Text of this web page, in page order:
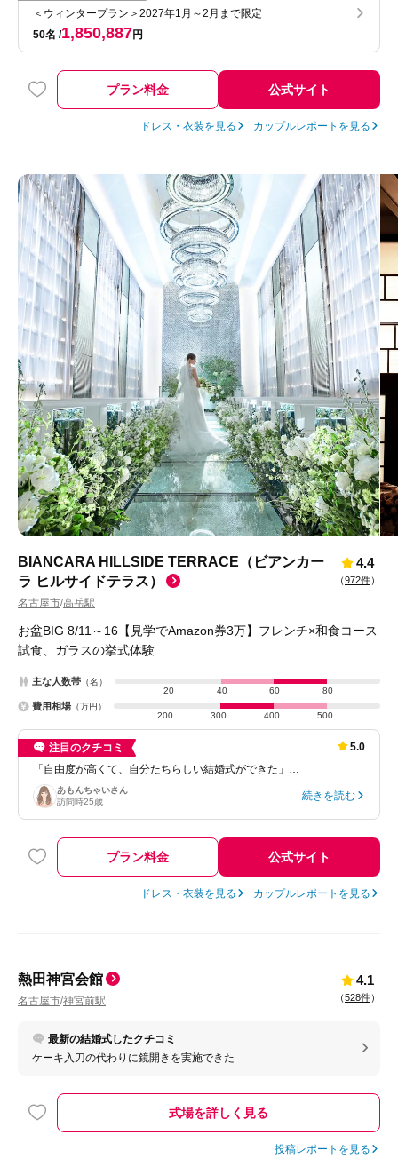
＜ウィンタープラン＞2027年1月～2月まで限定
50名 1,850,887円
プラン料金 公式サイト
ドレス・衣装を見る カップルレポートを見る
BIANCARA HILLSIDE TERRACE（ビアンカー
ラ ヒルサイドテラス）
名古屋市/高岳駅
4.4
（972件）
お盆BIG 8/11～16【見学でAmazon券3万】フレンチ×和食コース
試食、ガラスの挙式体験
主な人数帯 （名）
20
40 60 80
費用相場 （万円）
200
300 400 500
注目のクチコミ
5.0
「自由度が高くて、自分たちらしい結婚式ができた」…
あもんちゃいさん
訪問時25歳 続きを読む
プラン料金 公式サイト
ドレス・衣装を見る カップルレポートを見る
熱田神宮会館
名古屋市/神宮前駅
4.1
（528件）
最新の結婚式したクチコミ
ケーキ入刀の代わりに鏡開きを実施できた
式場を詳しく見る
投稿レポートを見る